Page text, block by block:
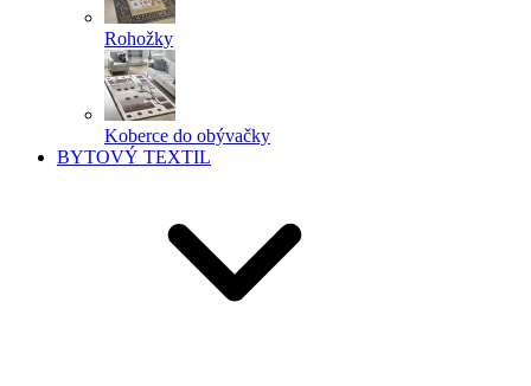
Rohožky
Koberce do obývačky
BYTOVÝ TEXTIL